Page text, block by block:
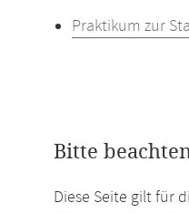
Praktikum zur
Bitte
Diese Seite gilt für